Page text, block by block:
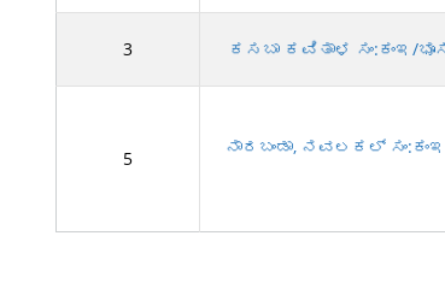
3 ಕಸಬಾ ಕವಿತಾಳ ಸಂ:ಕಂಇ/
5
ನಾರಬಂಡಾ, ನವಲಕಲ್